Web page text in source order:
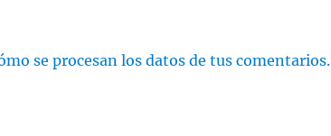
se procesan los datos de tus comentarios.